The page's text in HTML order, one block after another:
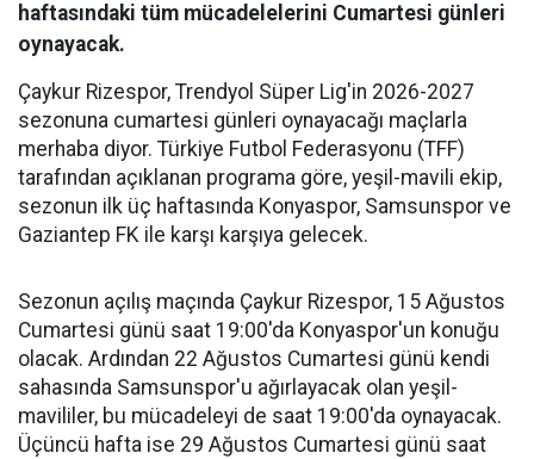
haftasındaki tüm mücadelelerini Cumartesi günleri
oynayacak.
Çaykur Rizespor, Trendyol Süper Lig'in 2026-2027
sezonuna cumartesi günleri oynayacağı maçlarla
merhaba diyor. Türkiye Futbol Federasyonu (TFF)
tarafından açıklanan programa göre, yeşil-mavili ekip,
sezonun ilk üç haftasında Konyaspor, Samsunspor ve
Gaziantep FK ile karşı karşıya gelecek.
Sezonun açılış maçında Çaykur Rizespor, 15 Ağustos
Cumartesi günü saat 19:00'da Konyaspor'un konuğu
olacak. Ardından 22 Ağustos Cumartesi günü kendi
sahasında Samsunspor'u ağırlayacak olan yeşil-
mavililer, bu mücadeleyi de saat 19:00'da oynayacak.
Üçüncü hafta ise 29 Ağustos Cumartesi günü saat